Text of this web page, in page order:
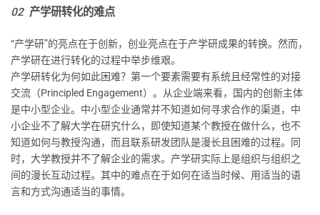
02 产学研转化的难点
“产学研”的亮点在于创新，创业亮点在于产学研成果的转换。然而，
产学研在进行转化的过程中举步维艰。
产学研转化为何如此困难？第一个要素需要有系统且经常性的对接
交流（Principled Engagement）。从企业端来看，国内的创新主体
是中小型企业。中小型企业通常并不知道如何寻求合作的渠道，中
小企业不了解大学在研究什么，即使知道某个教授在做什么，也不
知道如何与教授沟通，而且联系研发团队是漫长且困难的过程。同
时，大学教授并不了解企业的需求。产学研实际上是组织与组织之
间的漫长互动过程。其中的难点在于如何在适当时候、用适当的语
言和方式沟通适当的事情。